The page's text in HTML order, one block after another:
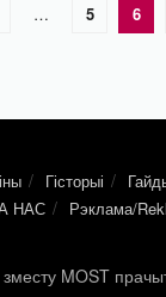
… 5 6
Гісторыі
НАС
Рэклама/
MOST